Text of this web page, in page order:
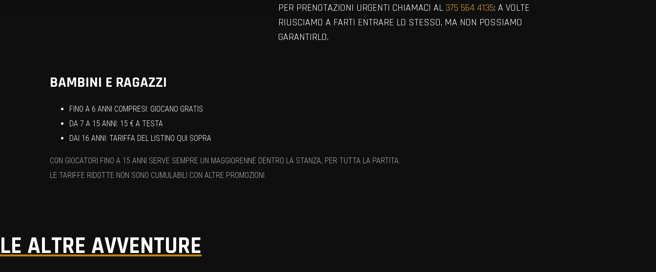
PER PRENOTAZIONI URGENTI CHIAMACI AL 375 564 4135: A VOLTE
RIUSCIAMO A FARTI ENTRARE LO STESSO, MA NON POSSIAMO
GARANTIRLO.
BAMBINI E RAGAZZI
FINO A 6 ANNI COMPRESI: GIOCANO GRATIS
DA 7 A 15 ANNI: 15 € A TESTA
DAI 16 ANNI: TARIFFA DEL LISTINO QUI SOPRA
CON GIOCATORI FINO A 15 ANNI SERVE SEMPRE UN MAGGIORENNE DENTRO LA STANZA, PER TUTTA LA PARTITA.
LE TARIFFE RIDOTTE NON SONO CUMULABILI CON ALTRE PROMOZIONI.
LE ALTRE AVVENTURE